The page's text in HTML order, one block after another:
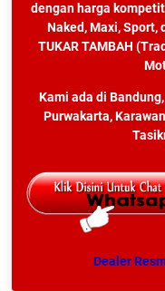
dengan harga
Naked, Maxi, Sport,
TUKAR TAMBAH
Kami ada di
Purwakarta,
Dealer